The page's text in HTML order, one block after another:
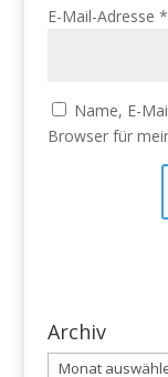
E-Mail-Adresse *
Name, E-
Browser für
Archiv
Archiv